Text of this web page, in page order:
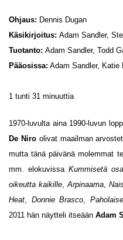
Ohjaus: Dennis Dugan
Käsikirjoitus: Adam Sandler,
Tuotanto: Adam Sandler, Todd
Pääosissa: Adam Sandler, Katie
1 tunti 31 minuuttia
1970-luvulta aina 1990-luvun
De Niro olivat maailman
mutta tänä päivänä molemmat
mm. elokuvissa Kummisetä
oikeutta kaikille,Arpinaama,
Heat, Donnie Brasco,
2011 hän näytteli itseään Adam